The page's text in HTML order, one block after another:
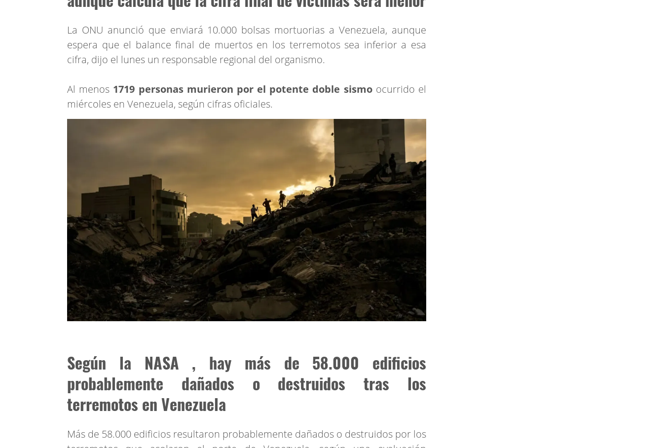
La ONU anunció que enviará 10.000 bolsas mortuorias a Venezuela, aunque
espera que el balance final de muertos en los terremotos sea inferior a esa
cifra, dijo el lunes un responsable regional del organismo.
Al menos 1719 personas murieron por el potente doble sismo ocurrido el
miércoles en Venezuela, según cifras oficiales.
Según la NASA , hay más de 58.000 edificios
probablemente dañados o destruidos tras los
terremotos en Venezuela
Más de 58.000 edificios resultaron probablemente dañados o destruidos por los